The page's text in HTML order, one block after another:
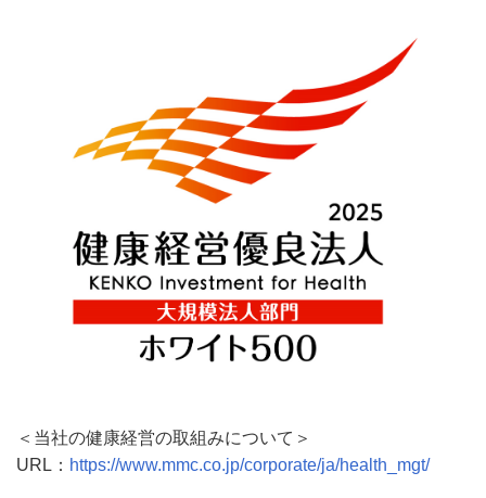
＜当社の健康経営の取組みについて＞
URL： https://www.mmc.co.jp/corporate/ja/health_mgt/